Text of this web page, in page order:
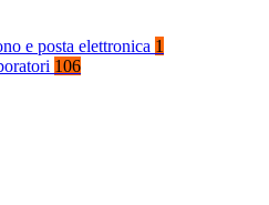
e posta elettronica 1
106